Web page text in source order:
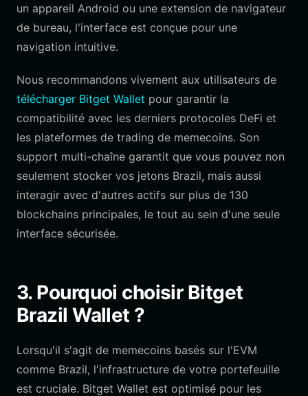
un appareil Android ou une extension de navigateur
de bureau, l'interface est conçue pour une
navigation intuitive.
Nous recommandons vivement aux utilisateurs de
télécharger Bitget Wallet pour garantir la
compatibilité avec les derniers protocoles DeFi et
les plateformes de trading de memecoins. Son
support multi-chaîne garantit que vous pouvez non
seulement stocker vos jetons Brazil, mais aussi
interagir avec d'autres actifs sur plus de 130
blockchains principales, le tout au sein d'une seule
interface sécurisée.
3. Pourquoi choisir Bitget
Brazil Wallet ?
Lorsqu'il s'agit de memecoins basés sur l'EVM
comme Brazil, l'infrastructure de votre portefeuille
est cruciale. Bitget Wallet est optimisé pour les